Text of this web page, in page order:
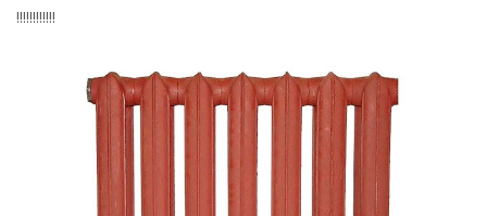
!!!!!!!!!!!!